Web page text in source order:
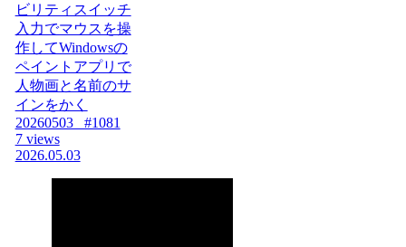
ビリティスイッチ
入力でマウスを操
作してWindowsの
ペイントアプリで
人物画と名前のサ
インをかく
20260503_ #1081
7 views
2026.05.03